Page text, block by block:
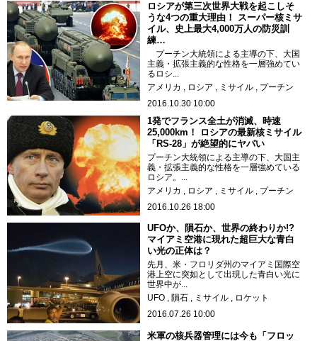
ロシアが第三次世界大戦を起こしそ
うな4つの重大理由！ スーパー核ミサ
イル、史上最大4,000万人の防災訓
練…
プーチン大統領による主導の下、大国
主義・拡張主義的な性格を一層強めてい
るロシ...
アメリカ
ロシア ミサイル
プーチン
2016.10.30 10:00
1発でフランス全土が消滅、時速
25,000km！ ロシアの最新核ミサイル
「RS-28」が絶望的にヤバい
プーチン大統領による主導の下、大国主
義・拡張主義的な性格を一層強めている
ロシア。...
アメリカ
ロシア ミサイル
プーチン
2016.10.26 18:00
UFOか、隕石か、世界の終わりか!?
マイアミ空港に現れた超巨大な青白
い光の正体は？
先月、米・フロリダ州のマイアミ国際空
港上空に突如として出現した青白い光に
世界中が...
UFO
隕石 ミサイル
ロケット
2016.07.26 10:00
米軍の核兵器管理には今も「フロッ